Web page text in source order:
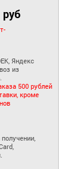
руб
Яндекс
из
500 рублей
кроме